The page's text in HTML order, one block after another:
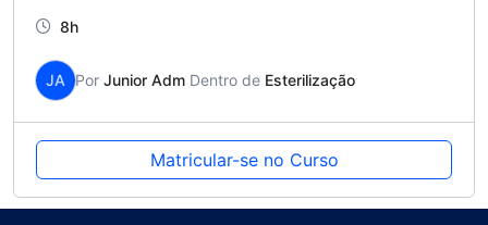
8h
JA Por Junior Adm Dentro de Esterilização
Matricular-se no Curso